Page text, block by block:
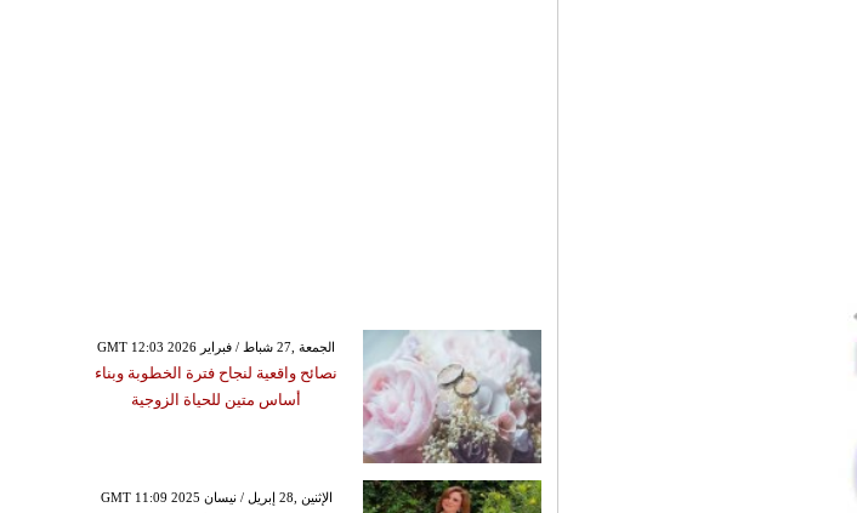
GMT 12:03 2026 الجمعة ,27 شباط / فبراير
نصائح واقعية لنجاح فترة الخطوبة وبناء
أساس متين للحياة الزوجية
GMT 11:09 2025 الإثنين ,28 إبريل / نيسان